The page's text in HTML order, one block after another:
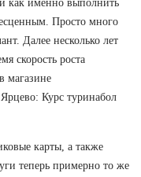
как именно выполнить
Просто много
Далее несколько лет
скорость роста
магазине
Курс туринабол
карты, а также
теперь примерно то же